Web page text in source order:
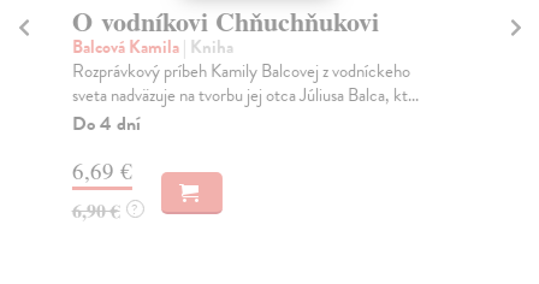
O vodníkovi Chňuchňukovi
Balcová Kamila| Kniha
Rozprávkový príbeh Kamily Balcovej z vodníckeho
sveta nadväzuje na tvorbu jej otca Júliusa Balca, kt...
Do 4 dní
6,69 €
6,90 € ?